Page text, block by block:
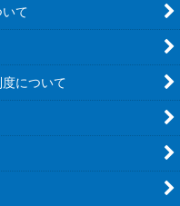
て
度について